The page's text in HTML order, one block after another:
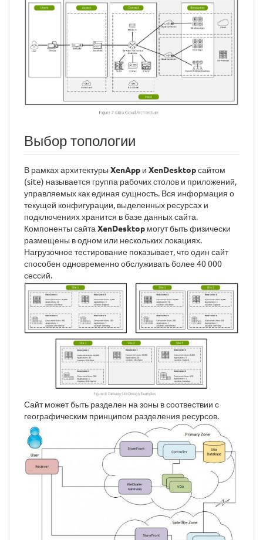
Выбор топологии
В рамках архитектуры XenApp и XenDesktopсайтом
(site) называется группа рабочих столов и приложений,
управляемых как единая сущность. Вся информация о
текущей конфигурации, выделенных ресурсах и
подключениях хранится в базе данных сайта.
Компоненты сайта XenDesktop могут быть физически
размещены в одном или нескольких локациях.
Нагрузочное тестирование показывает, что один сайт
способен одновременно обслуживать более 40 000
сессий.
Сайт может быть разделен на зоны в соотвествии с
географическим принципом разделения ресурсов.